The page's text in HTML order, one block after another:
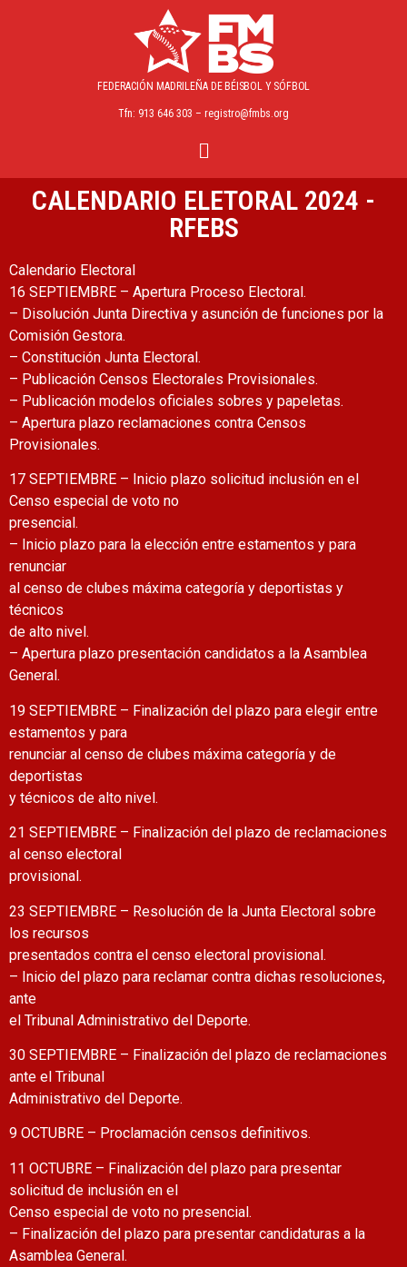
FEDERACIÓN MADRILEÑA DE BÉISBOL Y SÓFBOL
Tfn: 913 646 303 – registro@fmbs.org
CALENDARIO ELETORAL 2024 -
RFEBS
Calendario Electoral
16 SEPTIEMBRE – Apertura Proceso Electoral.
– Disolución Junta Directiva y asunción de funciones por la
Comisión Gestora.
– Constitución Junta Electoral.
– Publicación Censos Electorales Provisionales.
– Publicación modelos oficiales sobres y papeletas.
– Apertura plazo reclamaciones contra Censos
Provisionales.
17 SEPTIEMBRE – Inicio plazo solicitud inclusión en el
Censo especial de voto no
presencial.
– Inicio plazo para la elección entre estamentos y para
renunciar
al censo de clubes máxima categoría y deportistas y
técnicos
de alto nivel.
– Apertura plazo presentación candidatos a la Asamblea
General.
19 SEPTIEMBRE – Finalización del plazo para elegir entre
estamentos y para
renunciar al censo de clubes máxima categoría y de
deportistas
y técnicos de alto nivel.
21 SEPTIEMBRE – Finalización del plazo de reclamaciones
al censo electoral
provisional.
23 SEPTIEMBRE – Resolución de la Junta Electoral sobre
los recursos
presentados contra el censo electoral provisional.
– Inicio del plazo para reclamar contra dichas resoluciones,
ante
el Tribunal Administrativo del Deporte.
30 SEPTIEMBRE – Finalización del plazo de reclamaciones
ante el Tribunal
Administrativo del Deporte.
9 OCTUBRE – Proclamación censos definitivos.
11 OCTUBRE – Finalización del plazo para presentar
solicitud de inclusión en el
Censo especial de voto no presencial.
– Finalización del plazo para presentar candidaturas a la
Asamblea General.